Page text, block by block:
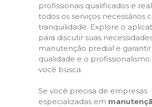
profissionais qualificados e
todos os serviços necessários
tranquilidade. Explore o
para discutir suas
manutenção predial e garantir
qualidade e o profissionalismo
você busca.
Se você precisa de empresas
especializadas em